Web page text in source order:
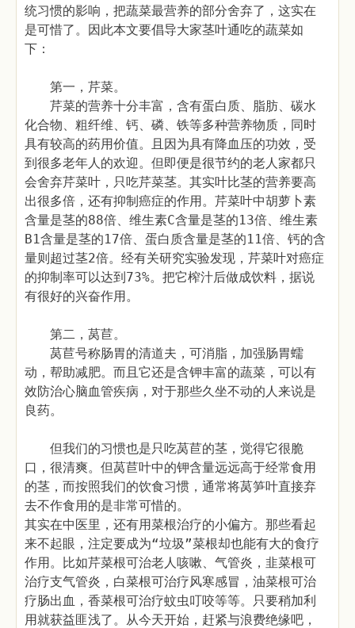
统习惯的影响，把蔬菜最营养的部分舍弃了，这实在
是可惜了。因此本文要倡导大家茎叶通吃的蔬菜如
下：
第一，芹菜。
芹菜的营养十分丰富，含有蛋白质、脂肪、碳水
化合物、粗纤维、钙、磷、铁等多种营养物质，同时
具有较高的药用价值。且因为具有降血压的功效，受
到很多老年人的欢迎。但即便是很节约的老人家都只
会舍弃芹菜叶，只吃芹菜茎。其实叶比茎的营养要高
出很多倍，还有抑制癌症的作用。芹菜叶中胡萝卜素
含量是茎的88倍、维生素C含量是茎的13倍、维生素
B1含量是茎的17倍、蛋白质含量是茎的11倍、钙的含
量则超过茎2倍。经有关研究实验发现，芹菜叶对癌症
的抑制率可以达到73%。把它榨汁后做成饮料，据说
有很好的兴奋作用。
第二，莴苣。
莴苣号称肠胃的清道夫，可消脂，加强肠胃蠕
动，帮助减肥。而且它还是含钾丰富的蔬菜，可以有
效防治心脑血管疾病，对于那些久坐不动的人来说是
良药。
但我们的习惯也是只吃莴苣的茎，觉得它很脆
口，很清爽。但莴苣叶中的钾含量远远高于经常食用
的茎，而按照我们的饮食习惯，通常将莴笋叶直接弃
去不作食用的是非常可惜的。
其实在中医里，还有用菜根治疗的小偏方。那些看起
来不起眼，注定要成为“垃圾”菜根却也能有大的食疗
作用。比如芹菜根可治老人咳嗽、气管炎，韭菜根可
治疗支气管炎，白菜根可治疗风寒感冒，油菜根可治
疗肠出血，香菜根可治疗蚊虫叮咬等等。只要稍加利
用就获益匪浅了。从今天开始，赶紧与浪费绝缘吧，